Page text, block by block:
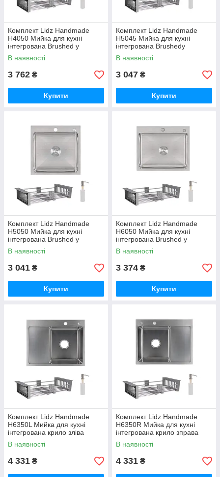
Комплект Lidz Handmade
H4050 Мийка для кухні
інтегрована Brushed у
комплекті з дозатором + Lidz
K01G Корзина для кухонної
В наявності
3 762 ₴
Купити
Комплект Lidz Handmade
H5045 Мийка для кухні
інтегрована Brushedу
комплекті з дозатором + Lidz
K01G Корзина для кухонної
В наявності
3 047 ₴
Купити
Комплект Lidz Handmade
H5050 Мийка для кухні
інтегрована Brushed у
комплекті з дозатором + Lidz
K01G Корзина для кухонної
В наявності
3 041 ₴
Купити
Комплект Lidz Handmade
H6050 Мийка для кухні
інтегрована Brushed у
комплекті з дозатором + Lidz
K01G Корзина для кухонної
В наявності
3 374 ₴
Купити
Комплект Lidz Handmade
H6350L Мийка для кухні
інтегрована крило зліва
Brushed у комплекті з
дозатором + Lidz K01G
В наявності
4 331 ₴
Комплект Lidz Handmade
H6350R Мийка для кухні
інтегрована крило зправа
Brushed у комплекті з
дозатором + Lidz K01G
В наявності
4 331 ₴